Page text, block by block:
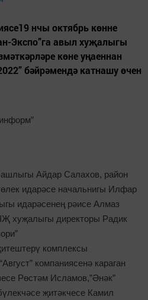
нчы октябрь көнне
Экспо”га авыл хуҗалыгы
көне уңаеннан
бәйрәмендә катнашу өчен
Айдар Салахов, район
идарәсе начальнигы Илфар
идарәсенең рәисе Алмаз
хуҗалыгы директоры Радик
комплексы
компаниясенә караган
Рөстәм Исламов,”Әнәк”
җитәкчесе Камил